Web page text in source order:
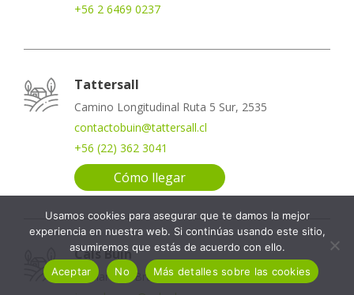
+56 2 6469 0237
Tattersall
Camino Longitudinal Ruta 5 Sur, 2535
contactobuin@tattersall.cl
+56 (22) 362 3041
Cómo llegar
Cals Buin
Bernardino Bravo 0151
Usamos cookies para asegurar que te damos la mejor
experiencia en nuestra web. Si continúas usando este sitio,
asumiremos que estás de acuerdo con ello.
Aceptar
No Más detalles sobre las cookies